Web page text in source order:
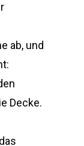
ab, und
Decke.